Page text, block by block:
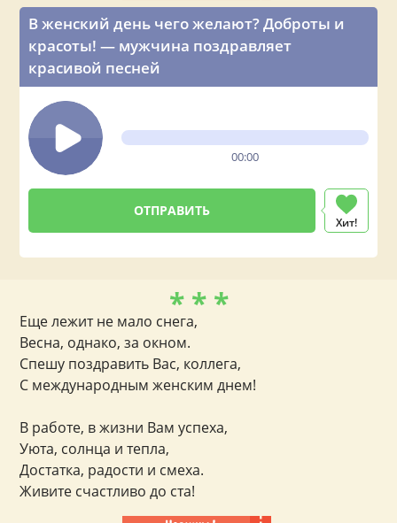
В женский день чего желают? Доброты и
красоты! — мужчина поздравляет
красивой песней
00:00
Хит!
* * *
Еще лежит не мало снега,
Весна, однако, за окном.
Спешу поздравить Вас, коллега,
С международным женским днем!
В работе, в жизни Вам успеха,
Уюта, солнца и тепла,
Достатка, радости и смеха.
Живите счастливо до ста!